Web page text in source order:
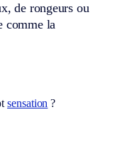
de rongeurs ou
comme la
sensation ?